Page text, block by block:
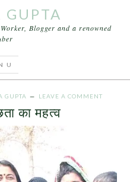
Blogger and a renowned
GUPTA LEAVE A COMMENT
का महत्व